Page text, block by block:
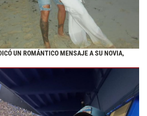
UN ROMÁNTICO MENSAJE A SU NOVIA,